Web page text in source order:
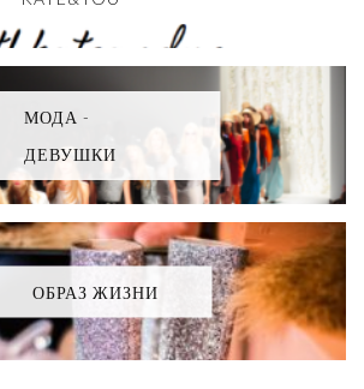
МОДА -
ДЕВУШКИ
ОБРАЗ ЖИЗНИ